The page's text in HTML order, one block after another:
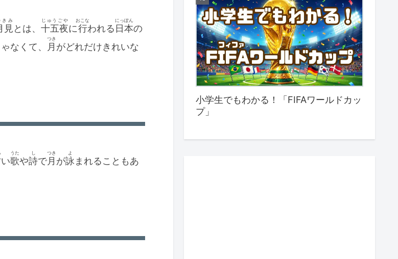
見
きみ
とは、 十五夜
じゅうごや
に行
おこな
われる 日本
にっぽん
の
なくて、 月
つき
がどれだけきれいな
い歌
うた
や詩
し
で月
つき
が詠
よ
まれることもあ
小学生でもわかる！「FIFAワールドカッ
プ」